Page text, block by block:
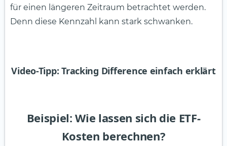
für einen längeren Zeitraum betrachtet werden.
Denn diese Kennzahl kann stark schwanken.
Video-Tipp: Tracking Difference einfach erklärt
Beispiel: Wie lassen sich die ETF-
Kosten berechnen?